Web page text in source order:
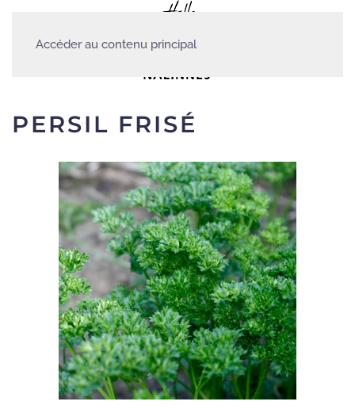
Accéder au contenu principal
PERSIL FRISÉ